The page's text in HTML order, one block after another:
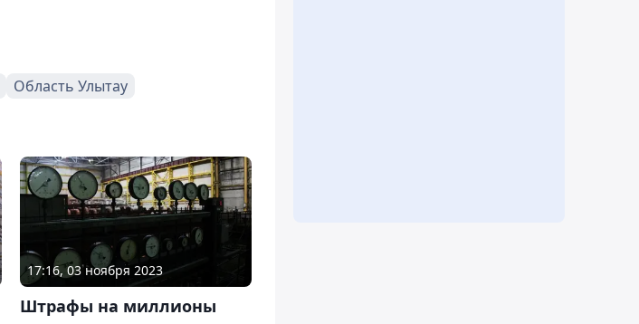
Область Улытау
17:16, 03 ноября 2023
Штрафы на миллионы